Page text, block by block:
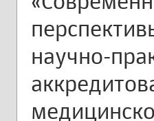
научно-